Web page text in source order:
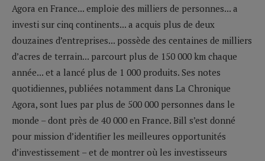
Agora en France... emploie des milliers de personnes... a
investi sur cinq continents... a acquis plus de deux
douzaines d’entreprises... possède des centaines de milliers
d’acres de terrain... parcourt plus de 150 000 km chaque
année... et a lancé plus de 1 000 produits. Ses notes
quotidiennes, publiées notamment dans La Chronique
Agora, sont lues par plus de 500 000 personnes dans le
monde – dont près de 40 000 en France. Bill s’est donné
pour mission d’identifier les meilleures opportunités
d’investissement – et de montrer où les investisseurs